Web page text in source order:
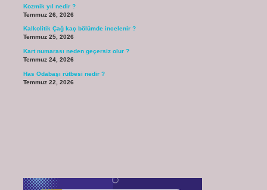
Kozmik yıl nedir ?
Temmuz 26, 2026
Kalkolitik Çağ kaç bölümde incelenir ?
Temmuz 25, 2026
Kart numarası neden geçersiz olur ?
Temmuz 24, 2026
Has Odabaşı rütbesi nedir ?
Temmuz 22, 2026